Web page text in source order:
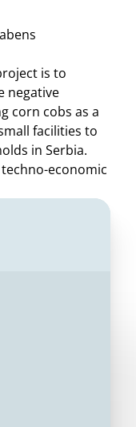
is to
negative
corn cobs as a
facilities to
in Serbia.
economic